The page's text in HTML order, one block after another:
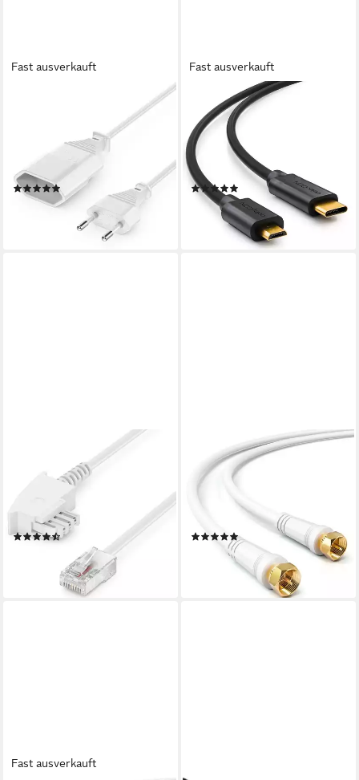
Fast ausverkauft
deleyCON 2m Stromkabel
Verlängerung Eurostecker auf
Typ-C Euro Buchse
Stromkabel
(2)
4,99 €
lieferbar - in 2-3 Werktagen bei dir
Fast ausverkauft
DELEYCON
deleyCON 0,5m USB C Kabel
Datenkabel Ladekabel USB
2.0 micro USB zu
Smartphone-Kabel
4,99 €
(9,98 €/ 1 m)
lieferbar - in 2-3 Werktagen bei dir
deleyCON 20m TAE
Anschlusskabel Routerkabel
TAE-F auf RJ45 Stecker
LAN-Kabel
(10)
(0,35 €/ 1 m)
lieferbar - in 2-3 Werktagen bei dir
DELEYCON
deleyCON 2m SAT TV
Antennenkabel Koaxial Kabel
HDTV 4-fach Schirmung SAT-
(1)
(2,15 €/ 1 m)
lieferbar - in 2-3 Werktagen bei dir
Fast ausverkauft